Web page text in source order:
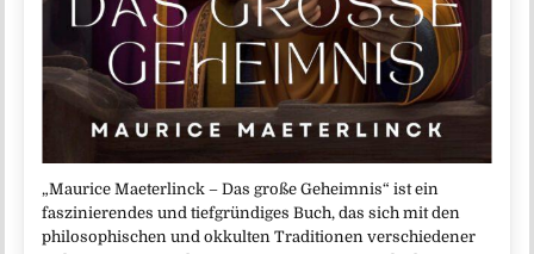
„Maurice Maeterlinck – Das große Geheimnis“ ist ein
faszinierendes und tiefgründiges Buch, das sich mit den
philosophischen und okkulten Traditionen verschiedener